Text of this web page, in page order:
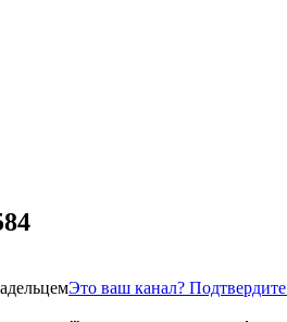
Это ваш канал?